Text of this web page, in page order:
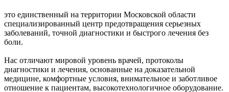
это единственный на территории Московской области
специализированный центр предотвращения серьезных
заболеваний, точной диагностики и быстрого лечения без
боли.
Нас отличают мировой уровень врачей, протоколы
диагностики и лечения, основанные на доказательной
медицине, комфортные условия, внимательное и заботливое
отношение к пациентам, высокотехнологичное оборудование.